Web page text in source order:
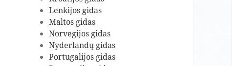
Lenkijos gidas
Maltos gidas
Norvegijos gidas
Nyderlandų gidas
Portugalijos gidas